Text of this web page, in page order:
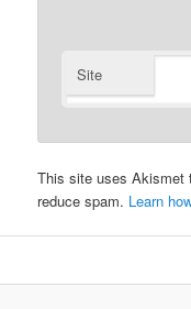
Site
This site uses Akismet
reduce spam. Learn